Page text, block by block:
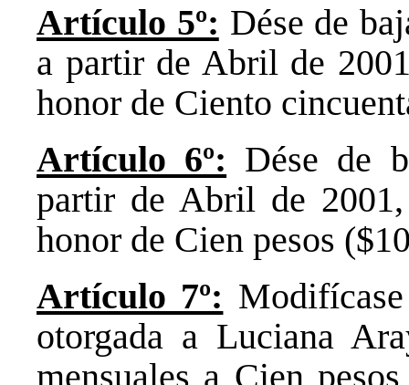
Artículo 5º: Dése de
a partir de Abril de
honor de Ciento
Artículo 6º: Dése de
partir de Abril de
honor de Cien pesos
Artículo 7º:
otorgada a Luciana
mensuales a Cien